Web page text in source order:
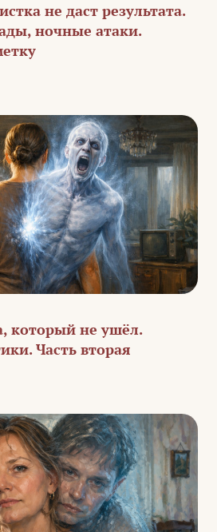
не даст результата.
ночные атаки.
который не ушёл.
Часть вторая